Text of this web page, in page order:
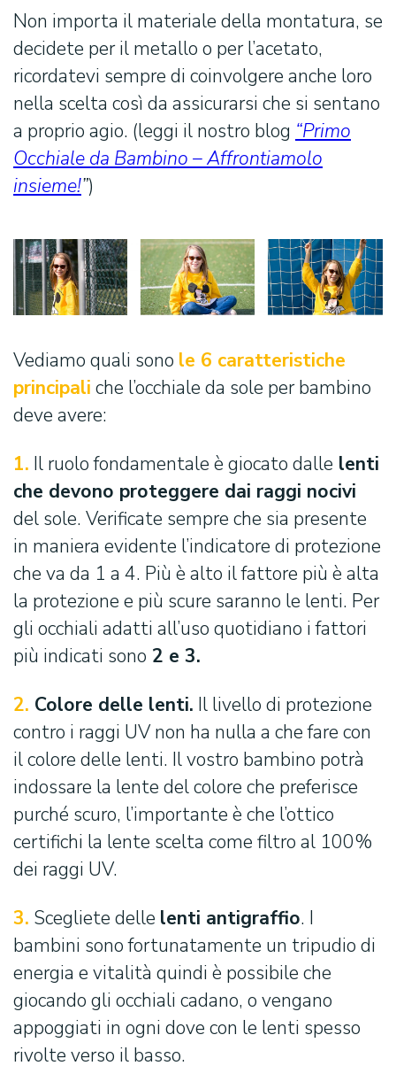
Non importa il materiale della montatura, se
decidete per il metallo o per l’acetato,
ricordatevi sempre di coinvolgere anche loro
nella scelta così da assicurarsi che si sentano
a proprio agio. (leggi il nostro blog “Primo
Occhiale da Bambino – Affrontiamolo
insieme!”)
Vediamo quali sono le 6 caratteristiche
principali che l’occhiale da sole per bambino
deve avere:
1. Il ruolo fondamentale è giocato dalle lenti
che devono proteggere dai raggi nocivi
del sole. Verificate sempre che sia presente
in maniera evidente l’indicatore di protezione
che va da 1 a 4. Più è alto il fattore più è alta
la protezione e più scure saranno le lenti. Per
gli occhiali adatti all’uso quotidiano i fattori
più indicati sono 2 e 3.
2. Colore delle lenti. Il livello di protezione
contro i raggi UV non ha nulla a che fare con
il colore delle lenti. Il vostro bambino potrà
indossare la lente del colore che preferisce
purché scuro, l’importante è che l’ottico
certifichi la lente scelta come filtro al 100%
dei raggi UV.
3. Scegliete delle lenti antigraffio. I
bambini sono fortunatamente un tripudio di
energia e vitalità quindi è possibile che
giocando gli occhiali cadano, o vengano
appoggiati in ogni dove con le lenti spesso
rivolte verso il basso.